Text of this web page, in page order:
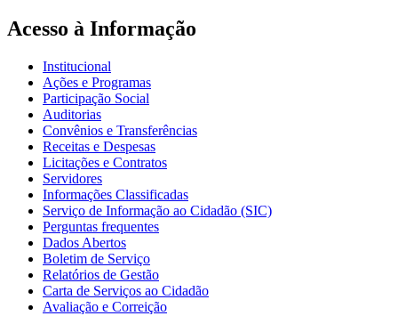
Acesso à Informação
Institucional
Ações e Programas
Participação Social
Auditorias
Convênios e Transferências
Receitas e Despesas
Licitações e Contratos
Servidores
Informações Classificadas
Serviço de Informação ao Cidadão (SIC)
Perguntas frequentes
Dados Abertos
Boletim de Serviço
Relatórios de Gestão
Carta de Serviços ao Cidadão
Avaliação e Correição